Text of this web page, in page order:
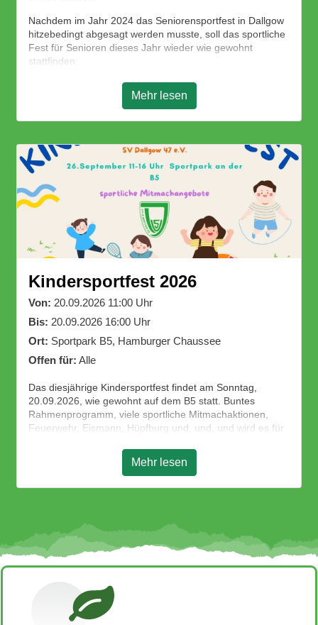
Nachdem im Jahr 2024 das Seniorensportfest in Dallgow
hitzebedingt abgesagt werden musste, soll das sportliche
Fest für Senioren dieses Jahr wieder wie gewohnt
stattfinden.
willkommen am Sportfest teilzunehmen. Es wird sportliche
Wettstreite, ein kleines Rahmenprogramm und einen
Mehr lesen
Kindersportfest 2026
Von: 20.09.2026 11:00 Uhr
Bis: 20.09.2026 16:00 Uhr
Ort: Sportpark B5, Hamburger Chaussee
Offen für: Alle
Das diesjährige Kindersportfest findet am Sonntag,
20.09.2026, wie gewohnt auf dem B5 statt. Buntes
Rahmenprogramm, viele sportliche Mitmachaktionen,
Feuerwehr, Eismann, Hüpfburg und, und, und wird es für
Wir freuen uns über viele Besucher!
Mehr lesen